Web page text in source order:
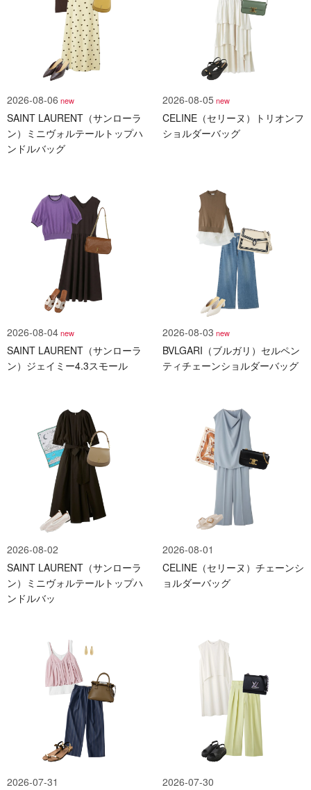
2026-08-06 new
SAINT LAURENT（サンローラ
ン）ミニヴォルテールトップハ
ンドルバッグ
2026-08-05 new
CELINE（セリーヌ）トリオンフ
ショルダーバッグ
2026-08-04new
SAINT LAURENT（サンローラ
ン）ジェイミー4.3スモール
2026-08-03 new
BVLGARI（ブルガリ）セルペン
ティチェーンショルダーバッグ
2026-08-02
SAINT LAURENT（サンローラ
ン）ミニヴォルテールトップハ
ンドルバッ
2026-08-01
CELINE（セリーヌ）チェーンシ
ョルダーバッグ
2026-07-31
2026-07-30